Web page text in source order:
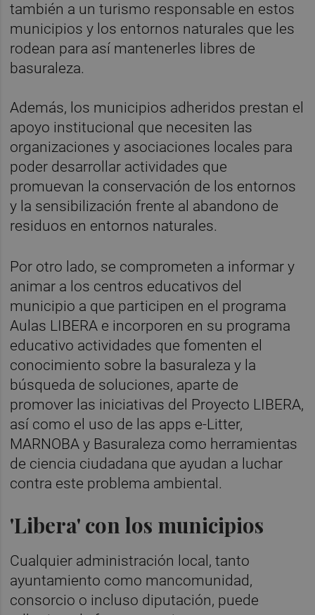
también a un turismo responsable en estos
municipios y los entornos naturales que les
rodean para así mantenerles libres de
basuraleza.
Además, los municipios adheridos prestan el
apoyo institucional que necesiten las
organizaciones y asociaciones locales para
poder desarrollar actividades que
promuevan la conservación de los entornos
y la sensibilización frente al abandono de
residuos en entornos naturales.
Por otro lado, se comprometen a informar y
animar a los centros educativos del
municipio a que participen en el programa
Aulas LIBERA e incorporen en su programa
educativo actividades que fomenten el
conocimiento sobre la basuraleza y la
búsqueda de soluciones, aparte de
promover las iniciativas del Proyecto LIBERA,
así como el uso de las apps e-Litter,
MARNOBA y Basuraleza como herramientas
de ciencia ciudadana que ayudan a luchar
contra este problema ambiental.
'Libera' con los municipios
Cualquier administración local, tanto
ayuntamiento como mancomunidad,
consorcio o incluso diputación, puede